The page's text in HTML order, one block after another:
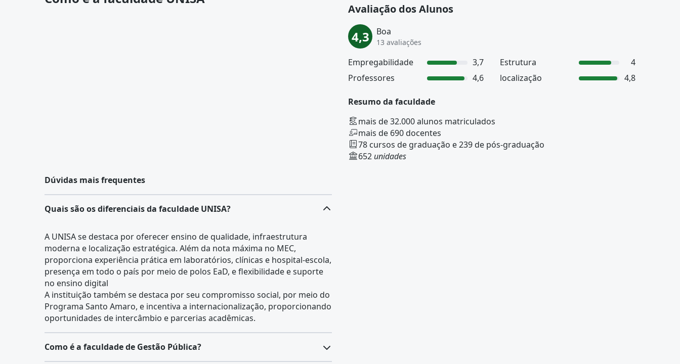
Avaliação dos Alunos
4,3 Boa
13 avaliações
Empregabilidade 3,7 Estrutura
4
Professores
4,6 localização 4,8
Resumo da faculdade
mais de 32.000 alunos matriculados
mais de 690 docentes
78 cursos de graduação e 239 de pós-graduação
652 unidades
Dúvidas mais frequentes
Quais são os diferenciais da faculdade UNISA?
A UNISA se destaca por oferecer ensino de qualidade, infraestrutura
moderna e localização estratégica. Além da nota máxima no MEC,
proporciona experiência prática em laboratórios, clínicas e hospital-escola,
presença em todo o país por meio de polos EaD, e flexibilidade e suporte
no ensino digital
A instituição também se destaca por seu compromisso social, por meio do
Programa Santo Amaro, e incentiva a internacionalização, proporcionando
oportunidades de intercâmbio e parcerias acadêmicas.
Como é a faculdade de Gestão Pública?